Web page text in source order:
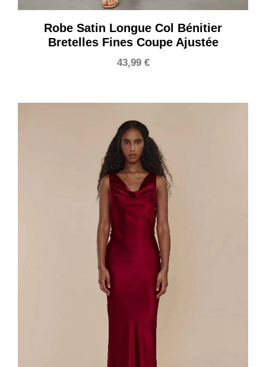
Robe Satin Longue Col Bénitier
Bretelles Fines Coupe Ajustée
43,99 €